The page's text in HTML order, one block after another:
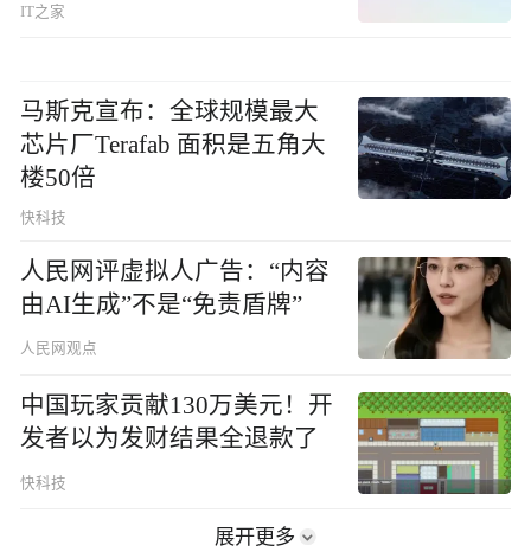
IT之家
马斯克宣布：全球规模最大
芯片厂Terafab 面积是五角大
楼50倍
快科技
人民网评虚拟人广告：“内容
由AI生成”不是“免责盾牌”
人民网观点
中国玩家贡献130万美元！开
发者以为发财结果全退款了
快科技
展开更多